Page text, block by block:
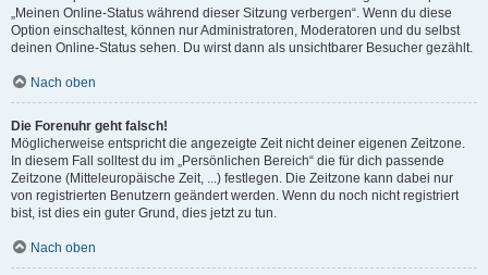
„Meinen Online-Status während dieser Sitzung verbergen“. Wenn du diese
Option einschaltest, können nur Administratoren, Moderatoren und du selbst
deinen Online-Status sehen. Du wirst dann als unsichtbarer Besucher gezählt.
Nach oben
Die Forenuhr geht falsch!
Möglicherweise entspricht die angezeigte Zeit nicht deiner eigenen Zeitzone.
In diesem Fall solltest du im „Persönlichen Bereich“ die für dich passende
Zeitzone (Mitteleuropäische Zeit, ...) festlegen. Die Zeitzone kann dabei nur
von registrierten Benutzern geändert werden. Wenn du noch nicht registriert
bist, ist dies ein guter Grund, dies jetzt zu tun.
Nach oben